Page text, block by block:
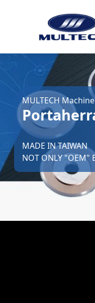
MULTECH
MADE IN TAIWAN
NOT ONLY "OEM"